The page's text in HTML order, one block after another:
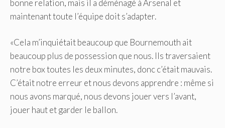
bonne relation, mais il a déménagé à Arsenal et
maintenant toute l’équipe doit s’adapter.
«Cela m’inquiétait beaucoup que Bournemouth ait
beaucoup plus de possession que nous. Ils traversaient
notre box toutes les deux minutes, donc c’était mauvais.
C’était notre erreur et nous devons apprendre : même si
nous avons marqué, nous devons jouer vers l’avant,
jouer haut et garder le ballon.